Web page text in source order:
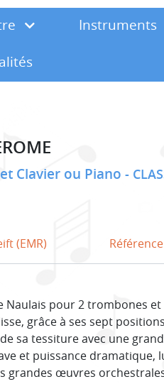
Instruments
Clavier ou Piano
(EMR)
Naulais pour 2 trombones et
grâce à ses sept
sa tessiture avec une
et puissance dramatique,
grandes œuvres